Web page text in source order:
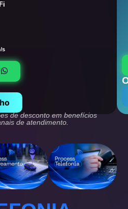
s
de desconto em benefícios
de atendimento.